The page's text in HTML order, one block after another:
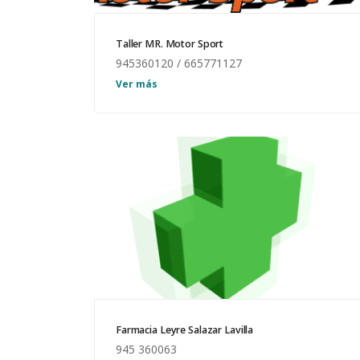
Taller MR. Motor Sport
945360120 / 665771127
Horario: L-V. 7:00 h – 15:00 h Servicio oficial
Ver más
Farmacia Leyre Salazar Lavilla
945 360063